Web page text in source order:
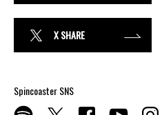
X SHARE
Spincoaster SNS